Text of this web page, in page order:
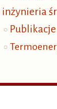
inżynieria